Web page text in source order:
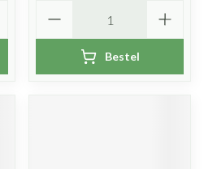
Bestel